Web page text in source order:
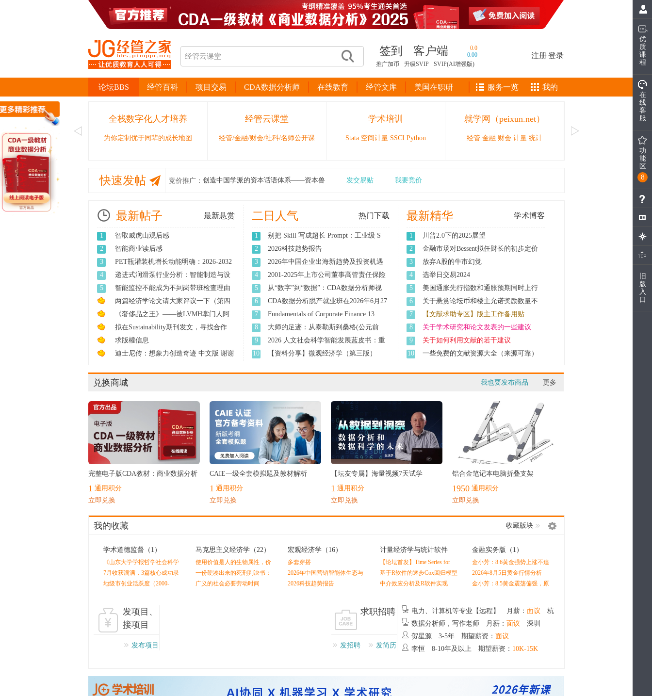
签到 客户端
0.0
0.00
推广加币
升级SVIP SVIP(AI增强版)
注册登录
经管百科 项目交易 CDA数据分析师 在线教育 经管文库 美国在职研
论坛BBS 服务一览 我的
全栈数字化人才培养
为你定制优于同辈的成长地图
经管云课堂
经管/金融/财会/社科/名师公开课
学术培训
Stata 空间计量 SSCI Python
就学网（peixun.net）
经管 金融 财会 计量 统计
CAIE人工智能工
人工智能领域的职业技能等
快速发帖 竞价推广： 创造中国学派的资本话语体系——资本兽 发交易贴 我要竞价
最新帖子 最新悬赏
1
智取威虎山观后感
2
智能商业读后感
3
PET瓶灌装机增长动能明确：2026-2032
年 ...
4
递进式润滑泵行业分析：智能制造与设
备 ...
5
智能监控不能成为不到岗带班检查理由
两篇经济学论文请大家评议一下（第四
轮 ...
《奢侈品之王》——被LVMH掌门人阿
尔诺 ...
拟在Sustainability期刊发文，寻找合作
...
求版權信息
迪士尼传：想象力创造奇迹 中文版 谢谢
二日人气 热门下载
1
别把 Skill 写成超长 Prompt：工业级 S
...
2
2026科技趋势报告
3
2026年中国企业出海新趋势及投资机遇
展 ...
4
2001-2025年上市公司董事高管责任保险
董 ...
5
从“数字”到“数据”：CDA数据分析师视
...
6
CDA数据分析脱产就业班在2026年6月27
日 ...
7
Fundamentals of Corporate Finance 13 ...
8
大师的足迹：从泰勒斯到桑格(公元前
624 ...
9
2026 人文社会科学智能发展蓝皮书：重
新 ...
10
【资料分享】微观经济学（第三版）
最新精华 学术博客
1
川普2.0下的2025展望
2
金融市场对Bessent拟任财长的初步定价
3
放弃A股的牛市幻觉
4
选举日交易2024
5
美国通胀先行指数和通胀预期同时上行
6
关于悬赏论坛币和楼主允诺奖励数量不
一 ...
7
【文献求助专区】版主工作备用贴
8
关于学术研究和论文发表的一些建议
9
关于如何利用文献的若干建议
10
一些免费的文献资源大全（来源可靠）
兑换商城 更多
我也要发布商品
最热
完整电子版CDA教材：商业数据分析
1 通用积分
立即兑换
CAIE一级全套模拟题及教材解析
1 通用积分
立即兑换
最热
【坛友专属】海量视频7天试学
1 通用积分
立即兑换
最热
铝合金笔记本电脑折叠支架
1950 通用积分
立即兑换
我的收藏 收藏版块
学术道德监督 （1）
《山东大学学报哲学社会科学
版》终审后又外审？
7月收获满满，3篇核心成功录
用！！！感谢指导老师的辛苦
地级市创业活跃度（2000-
马克思主义经济学 （22）
使用价值是人的生物属性，价
值是人的社会属性
一份硬凑出来的死刑判决书：
剩余价值理论（黄佶）
广义的社会必要劳动时间
宏观经济学 （16）
多套穿搭
2026年中国营销智能体生态与
厂商能力全景报告
2026科技趋势报告
计量经济学与统计软件
（0）
【论坛首发】Time Series for
Economics and Finance by Oliver
Linton
基于R软件的逐步Cox回归模型
拟合及Nomogram预测图绘制
中介效应分析及R软件实现
金融实务版 （1）
金小芳：8.6黄金强势上涨不追
高，原油冲高看回落
2026年8月5日黄金行情分析
金小芳：8.5黄金震荡偏强，原
发项目、
接项目
发布项目
求职招聘
发招聘 发简历
电力、计算机等专业【远程】 月薪： 面议 杭
州 数据分析师，写作老师 月薪： 面议 深圳
贺星源 3-5年 期望薪资： 面议
李恒 8-10年及以上 期望薪资： 10K-15K
优
质
课
程
在
线
客
服
功
能
区
8
旧
版
入
口